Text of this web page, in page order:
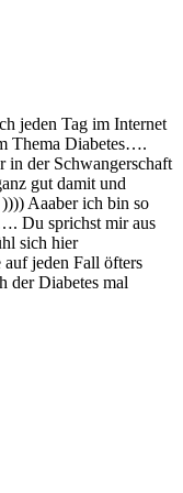
jeden Tag im Internet
Thema Diabetes….
in der Schwangerschaft
gut damit und
Aaaber ich bin so
Du sprichst mir aus
sich hier
jeden Fall öfters
der Diabetes mal